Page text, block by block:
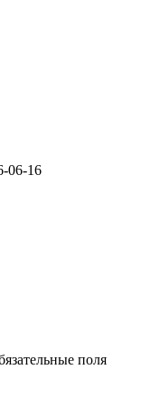
06-16
поля